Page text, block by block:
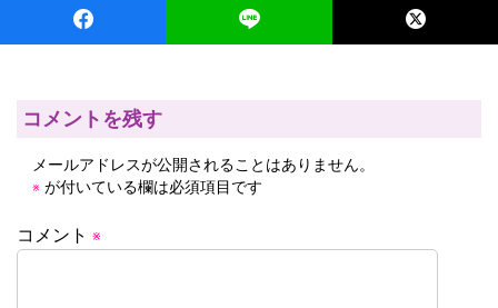
ビ
ー
ョ
コメントを残す
メールアドレスが公開されることはありません。
※ が付いている欄は必須項目です
コメント ※